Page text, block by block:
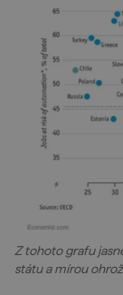
Z tohoto grafu
státu a mírou